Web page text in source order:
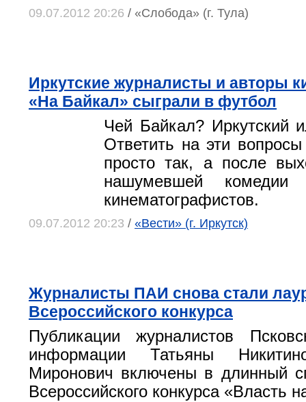
09.07.2012 20:26 / «Слобода» (г. Тула)
Иркутские журналисты и авторы
«На Байкал» сыграли в футбол
Чей Байкал? Иркутский
Ответить на эти
просто так, а после
нашумевшей комедии
кинематографистов.
09.07.2012 20:23 / «Вести» (г. Иркутск)
Журналисты ПАИ снова стали
Всероссийского конкурса
Публикации журналистов
информации Татьяны
Миронович включены в длинный
Всероссийского конкурса «Власть